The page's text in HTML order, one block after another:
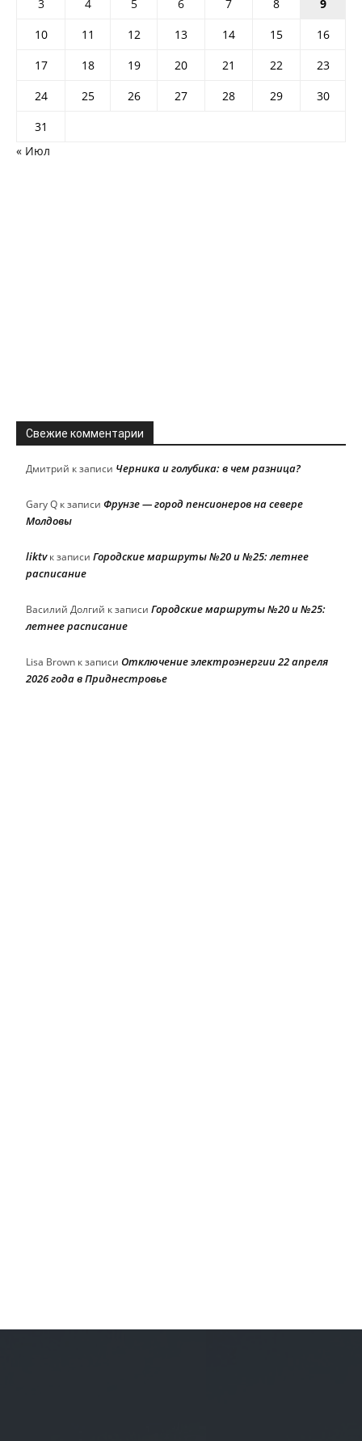
3 4 5 6 7 8
9
10
11 12 13 14 15
16
17
18 19 20 21 22
23
24
25 26 27 28 29
30
31
« Июл
Свежие комментарии
Дмитрий к записи Черника и голубика: в чем разница?
Gary Q к записи Фрунзе — город пенсионеров на севере
Молдовы
liktvк записи Городские маршруты №20 и №25: летнее
расписание
Василий Долгий к записи Городские маршруты №20 и №25:
летнее расписание
Lisa Brown к записи Отключение электроэнергии 22 апреля
2026 года в Приднестровье